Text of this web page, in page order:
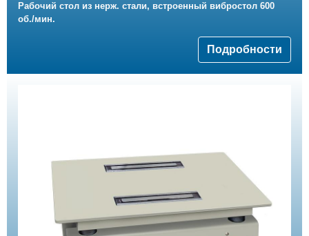
Рабочий стол из нерж. стали, встроенный вибростол 600
об./мин.
Подробности